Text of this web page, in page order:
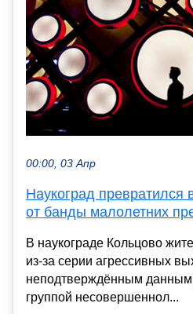
00:00, 03 Апр
Наукоград превратился
от банды малолетних
В наукограде Кольцово
из-за серии агрессивных
неподтверждённым
группой несовершеннол...